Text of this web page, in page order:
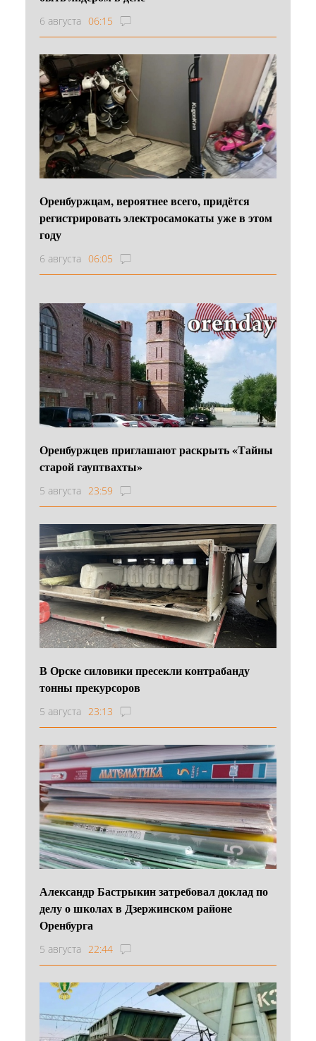
6 августа 06:15
Оренбуржцам, вероятнее всего, придётся
регистрировать электросамокаты уже в этом
году
6 августа 06:05
Оренбуржцев приглашают раскрыть «Тайны
старой гауптвахты»
5 августа 23:59
В Орске силовики пресекли контрабанду
тонны прекурсоров
5 августа 23:13
Александр Бастрыкин затребовал доклад по
делу о школах в Дзержинском районе
Оренбурга
5 августа 22:44